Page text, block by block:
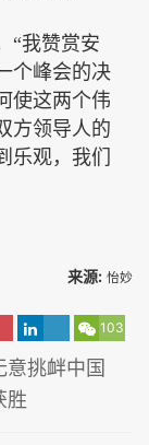
“我赞赏安
个峰会的决
使这两个伟
方领导人的
乐观，我们
来源: 怡妙
103
意挑衅中国
胜